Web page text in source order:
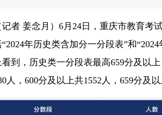
者 姜念月）6月24日，重庆市教育考
年历史类含加分一分段表”和“2024
到，历史类一分段表最高659分及以
人，600分及以上共1552人，659分及以